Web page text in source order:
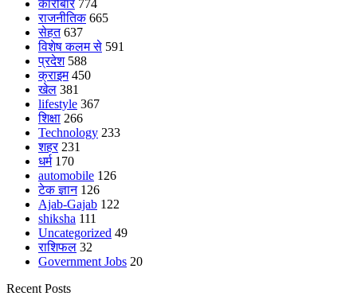
कारोबार 774
राजनीतिक 665
सेहत 637
विशेष कलम से 591
प्रदेश 588
क्राइम 450
खेल 381
lifestyle 367
शिक्षा 266
Technology 233
शहर 231
धर्म 170
automobile 126
टेक ज्ञान 126
Ajab-Gajab 122
shiksha 111
Uncategorized 49
राशिफल 32
Government Jobs 20
Recent Posts